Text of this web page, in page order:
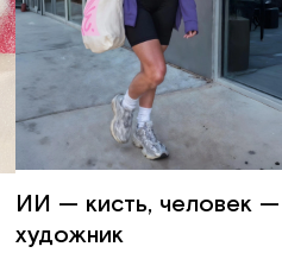
ИИ — кисть, человек —
художник